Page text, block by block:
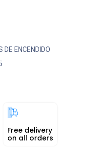
DE ENCENDIDO
Free delivery
on all orders